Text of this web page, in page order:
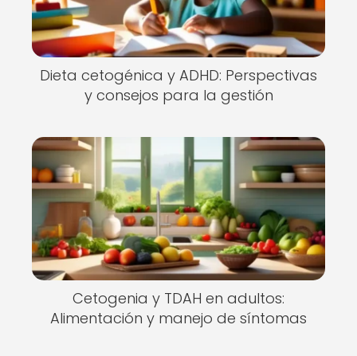
Dieta cetogénica y ADHD: Perspectivas
y consejos para la gestión
Cetogenia y TDAH en adultos:
Alimentación y manejo de síntomas